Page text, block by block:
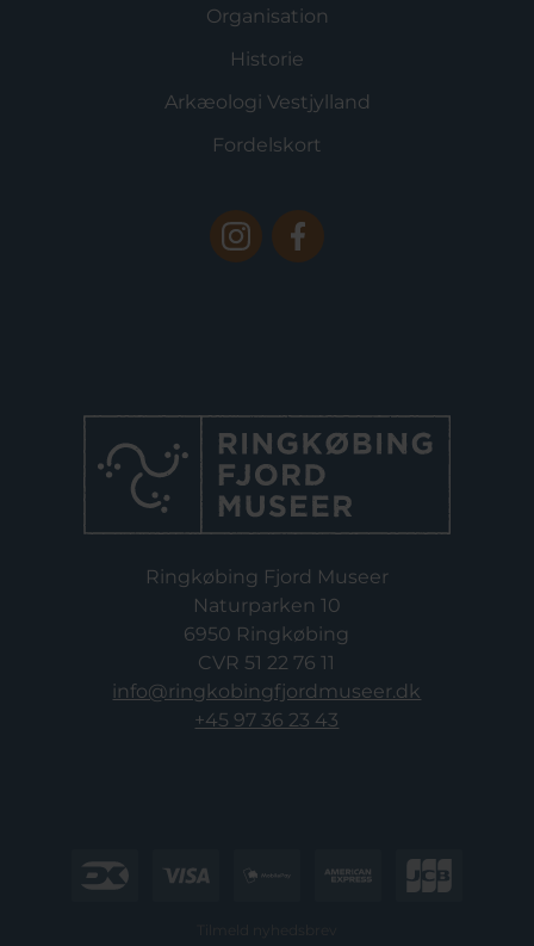
Organisation
Historie
Arkæologi Vestjylland
Fordelskort
Ringkøbing Fjord Museer
Naturparken 10
6950 Ringkøbing
CVR 51 22 76 11
info@ringkobingfjordmuseer.dk
+45 97 36 23 43